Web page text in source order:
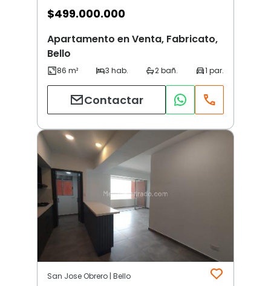
$499.000.000
Apartamento en Venta, Fabricato,
Bello
Contactar
San Jose Obrero | Bello